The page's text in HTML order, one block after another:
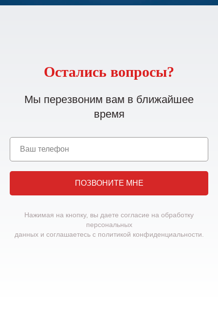
Остались вопросы?
Мы перезвоним вам в ближайшее
время
ПОЗВОНИТЕ МНЕ
Нажимая на кнопку, вы даете согласие на обработку
персональных
данных и соглашаетесь c политикой конфиденциальности